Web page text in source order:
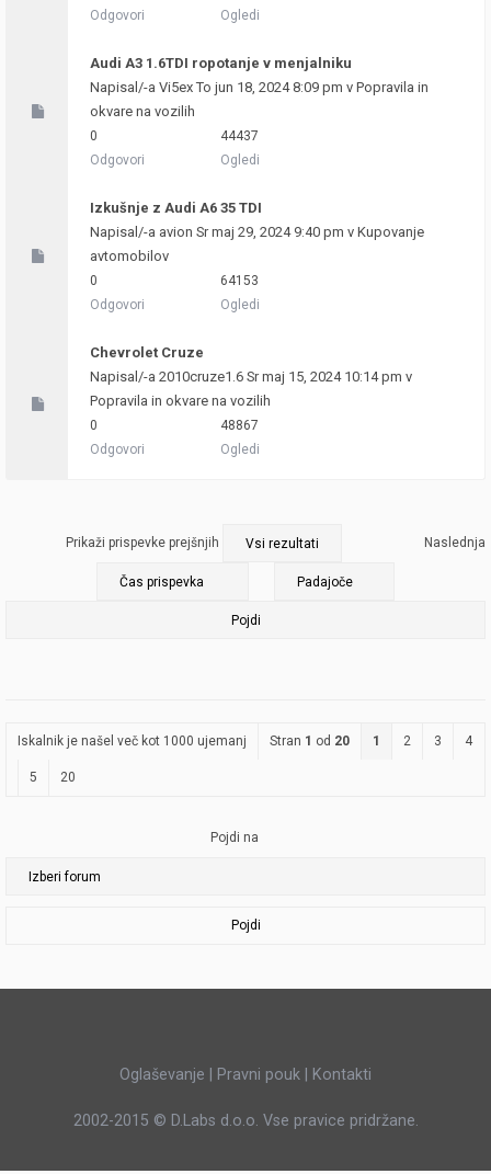
Odgovori
Ogledi
Audi A3 1.6TDI ropotanje v menjalniku
Napisal/-a Vi5exTo jun 18, 2024 8:09 pm v Popravila in
okvare na vozilih
0
Odgovori
44437
Ogledi
Izkušnje z Audi A6 35 TDI
Napisal/-a avion Sr maj 29, 2024 9:40 pm v Kupovanje
avtomobilov
0
Odgovori
64153
Ogledi
Chevrolet Cruze
Napisal/-a 2010cruze1.6 Sr maj 15, 2024 10:14 pm v
Popravila in okvare na vozilih
0
Odgovori
48867
Ogledi
Naslednja
Prikaži prispevke prejšnjih
Iskalnik je našel več kot 1000 ujemanj Stran 1 od 20 1 2 3 4
5 20
Pojdi na
Pojdi
Oglaševanje Pravni pouk Kontakti
2002-2015 © D.Labs d.o.o. Vse pravice pridržane.